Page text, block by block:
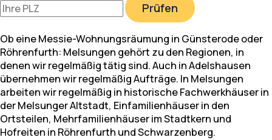
Prüfen
Ob eine Messie-Wohnungsräumung in Günsterode oder
Röhrenfurth: Melsungen gehört zu den Regionen, in
denen wir regelmäßig tätig sind. Auch in Adelshausen
übernehmen wir regelmäßig Aufträge. In Melsungen
arbeiten wir regelmäßig in historische Fachwerkhäuser in
der Melsunger Altstadt, Einfamilienhäuser in den
Ortsteilen, Mehrfamilienhäuser im Stadtkern und
Hofreiten in Röhrenfurth und Schwarzenberg.